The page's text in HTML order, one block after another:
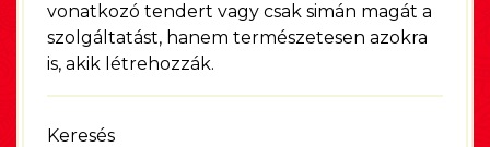
vonatkozó tendert vagy csak simán magát a
szolgáltatást, hanem természetesen azokra
is, akik létrehozzák.
Keresés